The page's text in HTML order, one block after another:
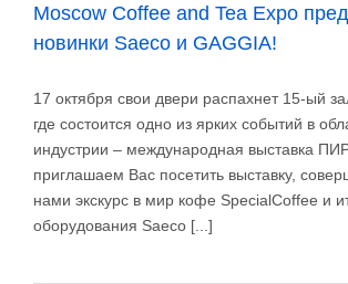
Moscow Coffee and Tea Expo
новинки Saeco и GAGGIA!
17 октября свои двери распахнет 15-ый
где состоится одно из ярких событий в
индустрии – международная выставка
приглашаем Вас посетить выставку,
нами экскурс в мир кофе SpecialCoffee и
оборудования Saeco [...]